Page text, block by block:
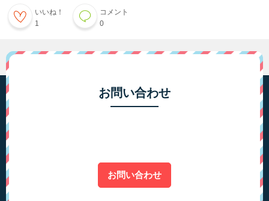
いいね！
1
コメント
0
お問い合わせ
お問い合わせ